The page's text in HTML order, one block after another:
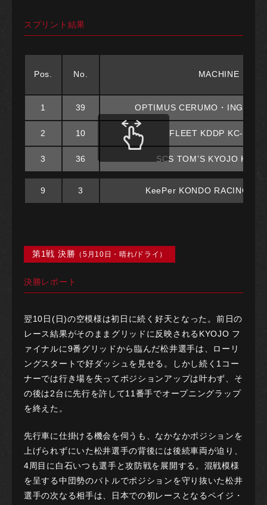
スプリント結果
Pos. No. MACHINE
1 39 OPTIMUS CERUMO・INGING
2 10 FLEET KDDP KC-
3 36 SCS TOM’S KYOJO KC-
9 3 KeePer KONDO RACING
第1戦 決勝 （5月10日・晴れ/ドライ）
決勝レポート
翌10日(日)の空模様は初日に続く好天となった。前日の
レース結果がそのままグリッドに反映されるKYOJO フ
ァイナルに9番グリッドから臨んだ松井選手は、ローリ
ングスタートで好ダッシュを見せる。しかし続く1コー
ナーでは行き場を失ってポジションアップは叶わず、そ
の後は2台に先行を許して11番手でオープニングラップ
を終えた。
先行車に仕掛ける機会を伺うも、なかなかポジションを
上げられずにいた松井選手の背後には後続車両が迫り、
4周目に白石いつも選手と攻防戦を展開する。混戦模様
を呈する中団勢のバトルでポジションを守り抜いた松井
選手の次なる相手は、日本での初レースとなるペイジ・